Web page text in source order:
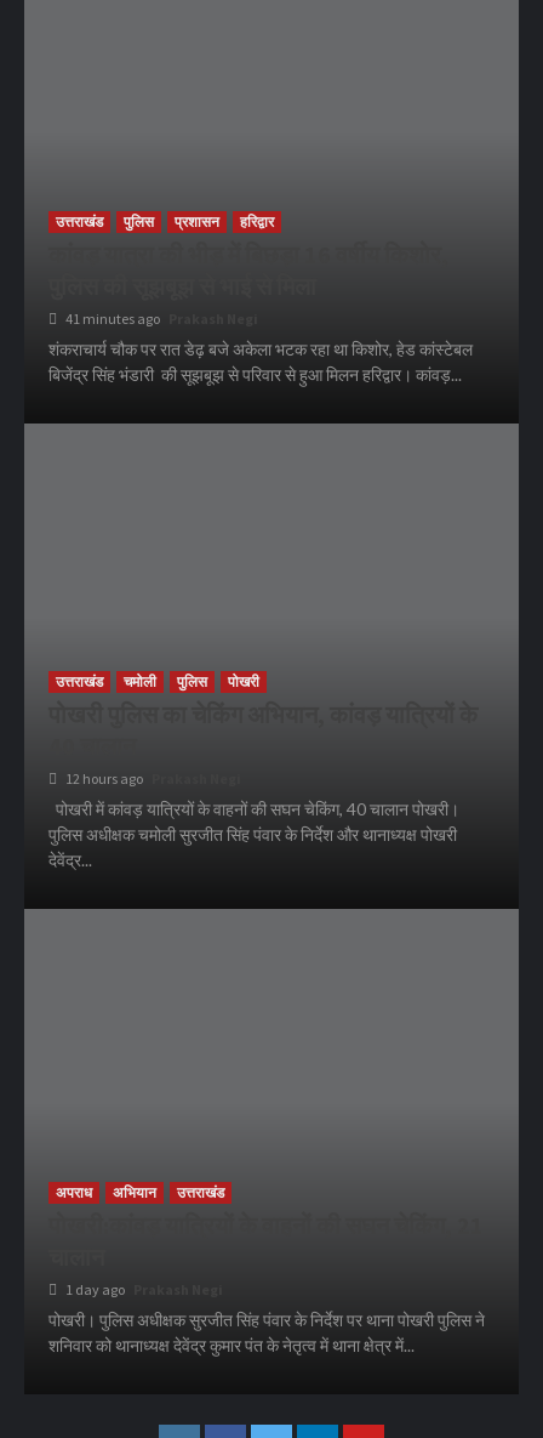
उत्तराखंड पुलिस प्रशासन हरिद्वार
41 minutes ago
शंकराचार्य चौक पर रात डेढ़ बजे अकेला भटक रहा था किशोर, हेड कांस्टेबल
बिजेंद्र सिंह भंडारी की सूझबूझ से परिवार से हुआ मिलन हरिद्वार। कांवड़...
उत्तराखंड चमोली पुलिस पोखरी
12 hours ago
पोखरी में कांवड़ यात्रियों के वाहनों की सघन चेकिंग, 40 चालान पोखरी।
पुलिस अधीक्षक चमोली सुरजीत सिंह पंवार के निर्देश और थानाध्यक्ष पोखरी
देवेंद्र...
अपराध अभियान उत्तराखंड
1 day ago
पोखरी। पुलिस अधीक्षक सुरजीत सिंह पंवार के निर्देश पर थाना पोखरी पुलिस ने
शनिवार को थानाध्यक्ष देवेंद्र कुमार पंत के नेतृत्व में थाना क्षेत्र में...